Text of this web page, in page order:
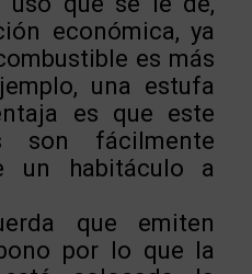
económica, ya
es más
una estufa
es que este
son fácilmente
un habitáculo a
que emiten
por lo que la